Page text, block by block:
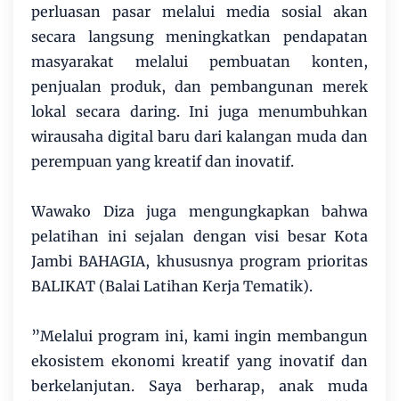
perluasan pasar melalui media sosial akan
secara langsung meningkatkan pendapatan
masyarakat melalui pembuatan konten,
penjualan produk, dan pembangunan merek
lokal secara daring. Ini juga menumbuhkan
wirausaha digital baru dari kalangan muda dan
perempuan yang kreatif dan inovatif.
​Wawako Diza juga mengungkapkan bahwa
pelatihan ini sejalan dengan visi besar Kota
Jambi BAHAGIA, khususnya program prioritas
BALIKAT (Balai Latihan Kerja Tematik).
​”Melalui program ini, kami ingin membangun
ekosistem ekonomi kreatif yang inovatif dan
berkelanjutan. Saya berharap, anak muda